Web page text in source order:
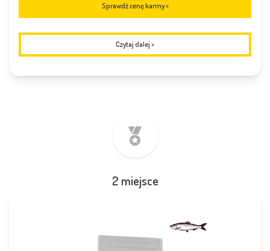
Sprawdź cenę karmy >
Czytaj dalej >
2 miejsce